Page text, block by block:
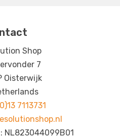
Shop
7
Oisterwijk
7113731
NL823044099B01